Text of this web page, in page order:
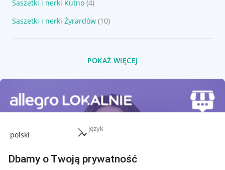
język
Dbamy o Twoją prywatność
Saszetki i nerki Kutno (4)
Saszetki i nerki Żyrardów (10)
POKAŻ WIĘCEJ